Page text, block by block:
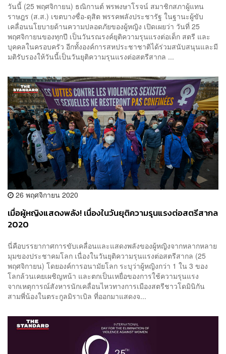
วันนี้ (25 พฤศจิกายน) ธณิกานต์ พรพงษาโรจน์ สมาชิกสภาผู้แทน
ราษฎร (ส.ส.) เขตบางซื่อ-ดุสิต พรรคพลังประชารัฐ ในฐานะผู้ขับ
เคลื่อนนโยบายด้านความปลอดภัยของผู้หญิง เปิดเผยว่า วันที่ 25
พฤศจิกายนของทุกปี เป็นวันรณรงค์ยุติความรุนแรงต่อเด็ก สตรี และ
บุคคลในครอบครัว อีกทั้งองค์การสหประชาชาติได้ร่วมสนับสนุนและมี
มติรับรองให้วันนี้เป็นวันยุติความรุนแรงต่อสตรีสากล ...
26 พฤศจิกายน 2020
เมื่อผู้หญิงแสดงพลัง! เนื่องในวันยุติความรุนแรงต่อสตรีสากล
2020
นี่คือบรรยากาศการขับเคลื่อนและแสดงพลังของผู้หญิงจากหลากหลาย
มุมของประชาคมโลก เนื่องในวันยุติความรุนแรงต่อสตรีสากล (25
พฤศจิกายน) โดยองค์การอนามัยโลก ระบุว่าผู้หญิงกว่า 1 ใน 3 ของ
โลกล้วนเคยเผชิญหน้า และตกเป็นเหยื่อของการใช้ความรุนแรง
จากเหตุการณ์สังหารนักเคลื่อนไหวทางการเมืองสตรีชาวโดมินิกัน
สามพี่น้องในตระกูลมิราเบิล ที่ออกมาแสดงจ...